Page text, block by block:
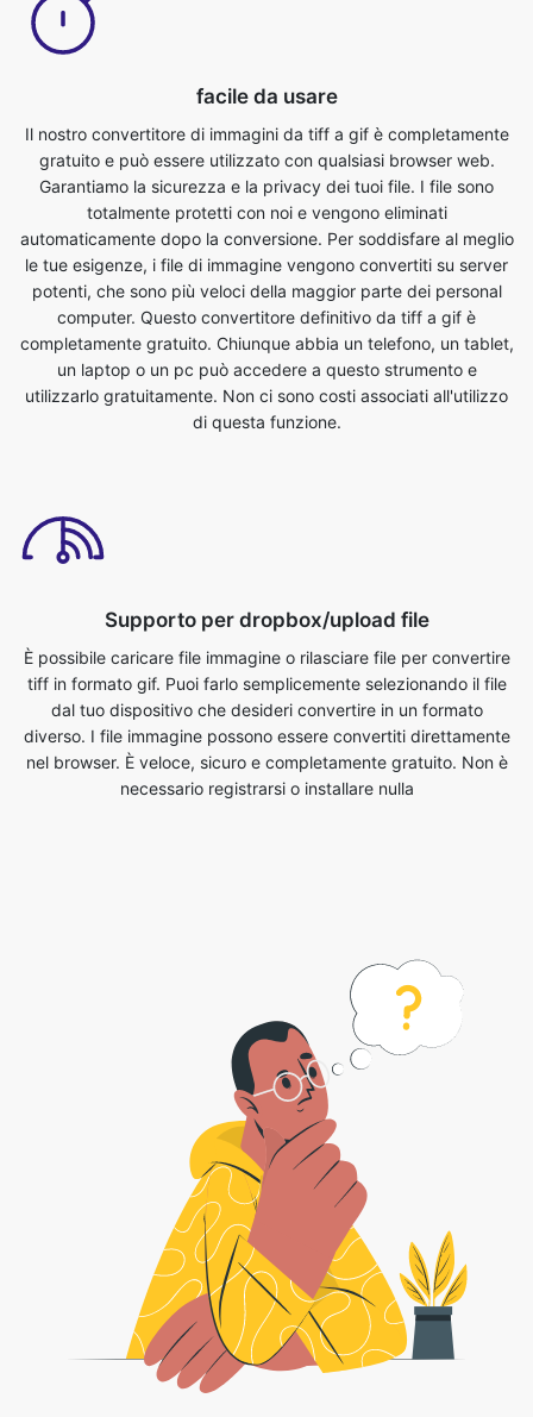
Il nostro convertitore di immagini da tiff a gif è completamente
gratuito e può essere utilizzato con qualsiasi browser web.
Garantiamo la sicurezza e la privacy dei tuoi file. I file sono
automaticamente dopo la conversione. Per soddisfare al meglio
le tue esigenze, i file di immagine vengono convertiti su server
potenti, che sono più veloci della maggior parte dei personal
computer. Questo convertitore definitivo da tiff a gif è
completamente gratuito. Chiunque abbia un telefono, un tablet,
un laptop o un pc può accedere a questo strumento e
utilizzarlo gratuitamente. Non ci sono costi associati all'utilizzo
di questa funzione.
È possibile caricare file immagine o rilasciare file per convertire
dal tuo dispositivo che desideri convertire in un formato
diverso. I file immagine possono essere convertiti direttamente
nel browser. È veloce, sicuro e completamente gratuito. Non è
necessario registrarsi o installare nulla
Come convertire tiff nel formato gif?